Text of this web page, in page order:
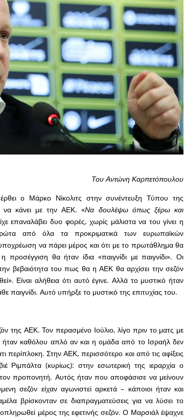
Του Αντώνη Καρπετόπουλου
ο Μάρκο Νίκολιτς στην συνέντευξη Τύπου της
να κάνει με την ΑΕΚ. «Να δουλέψω όπως ξέρω και
επαναλάβει δυο φορές, χωρίς μάλιστα να του γίνει η
από όλα τα προκριματικά των ευρωπαϊκών
να πάρει μέρος και ότι με το πρωτάθλημα θα
θα ήταν ίδια «παιγνίδι με παιγνίδι». Οι
βεβαιότητα του πως θα η ΑΕΚ θα αρχίσει την σεζόν
Είναι αλήθεια ότι αυτό έγινε. Αλλά το μυστικό ήταν
παιγνίδι. Αυτό υπήρξε το μυστικό της επιτυχίας του.
της ΑΕΚ. Τον περασμένο Ιούλιο, λίγο πριν το ματς με
καθόλου απλό αν και η ομάδα από το Ισραήλ δεν
περίπλοκη. Στην ΑΕΚ, περισσότερο και από τις αφίξεις
Ριμπάλτα (κυρίως): στην εσωτερική της ιεραρχία ο
προπονητή. Αυτός ήταν που αποφάσισε να μείνουν
σεζόν είχαν αγωνιστεί αρκετά – κάποιοι ήταν και
βρίσκονταν σε διαπραγματεύσεις για να λύσει το
μέρος της εφετινής σεζόν. Ο Μαρσιάλ έψαχνε